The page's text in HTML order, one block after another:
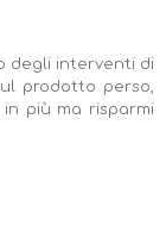
degli interventi di
prodotto perso,
più ma risparmi